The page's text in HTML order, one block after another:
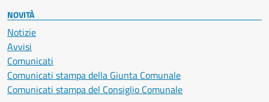
NOVITÀ
Notizie
Avvisi
Comunicati
Comunicati stampa della Giunta Comunale
Comunicati stampa del Consiglio Comunale